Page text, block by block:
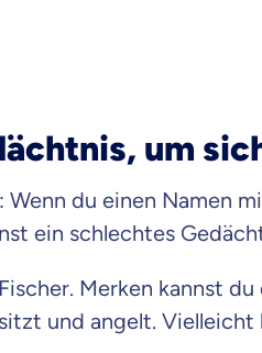
um
du einen Namen
ein schlechtes
Merken kannst
und angelt.